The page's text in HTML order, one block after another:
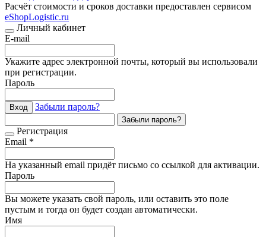
Расчёт стоимости и сроков доставки предоставлен сервисом
eShopLogistic.ru
Личный кабинет
E-mail
Укажите адрес электронной почты, который вы использовали
при регистрации.
Пароль
Вход Забыли пароль?
Забыли пароль?
Регистрация
Email *
На указанный email придёт письмо со ссылкой для активации.
Пароль
Вы можете указать свой пароль, или оставить это поле
пустым и тогда он будет создан автоматически.
Имя